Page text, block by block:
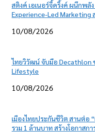
สติงค์ เอเนอร์จี้ดริ้งค์ ผนึกพลั
Experience-Led Marketing
10/08/2026
ไทยวิวัฒน์ จับมือ Decathlon
Lifestyle
10/08/2026
เมืองไทยประกันชีวิต สานต่อ
รวม 1 ล้านบาท สร้างโอกาสก